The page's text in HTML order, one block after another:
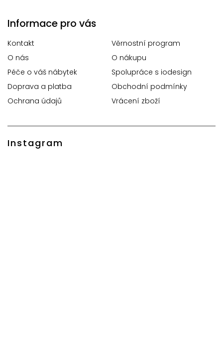
Informace pro vás
Kontakt
Věrnostní program
O nás
O nákupu
Péče o váš nábytek
Spolupráce s iodesign
Doprava a platba
Obchodní podmínky
Ochrana údajů
Vrácení zboží
Instagram